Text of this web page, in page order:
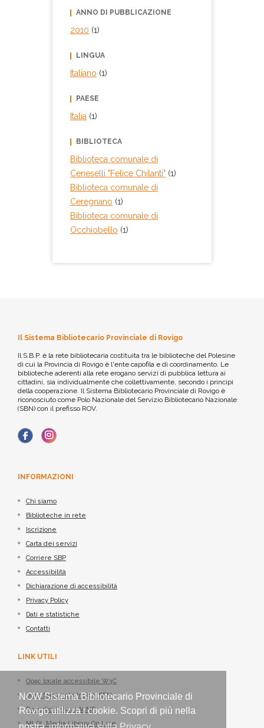
NOW Sistema Bibliotecario Provinciale di
Rovigo utilizza i cookie. Scopri di più nella
ANNO DI PUBBLICAZIONE
2010 (1)
LINGUA
Italiano (1)
PAESE
Italia (1)
BIBLIOTECA
Biblioteca comunale di
Ceneselli "Felice Chilanti" (1)
Biblioteca comunale di
Ceregnano (1)
Biblioteca comunale di
Occhiobello (1)
Il Sistema Bibliotecario Provinciale di Rovigo
Il S.B.P. è la rete bibliotecaria costituita tra le biblioteche del Polesine
di cui la Provincia di Rovigo è l'ente capofila e di coordinamento. Le
biblioteche aderenti alla rete erogano servizi di pubblica lettura ai
cittadini, sia individualmente che collettivamente, secondo i principi
della cooperazione. Il Sistema Bibliotecario Provinciale di Rovigo è
riconosciuto come Polo Nazionale del Servizio Bibliotecario Nazionale
(SBN) con il prefisso ROV.
INFORMAZIONI
Chi siamo
Biblioteche in rete
Iscrizione
Carta dei servizi
Corriere SBP
Accessibilità
Dichiarazione di accessibilità
Privacy Policy
Dati e statistiche
Contatti
LINK UTILI
Opac locale accessibile W3C
Opac Nazionale Indice SBN
Periodici italiani ACNP
MLOL Media Library On Line